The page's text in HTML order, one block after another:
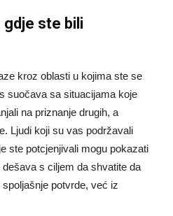
gdje ste bili
kroz oblasti u kojima ste se
suočava sa situacijama koje
na priznanje drugih, a
Ljudi koji su vas podržavali
ste potcjenjivali mogu pokazati
s ciljem da shvatite da
potvrde, već iz